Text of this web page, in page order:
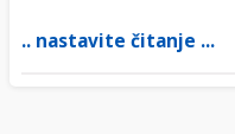
.. nastavite čitanje ...